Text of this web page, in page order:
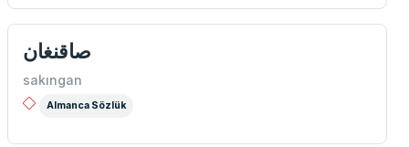
صاقنغان
sakıngan
Almanca Sözlük